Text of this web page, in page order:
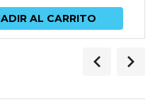
AL CARRITO